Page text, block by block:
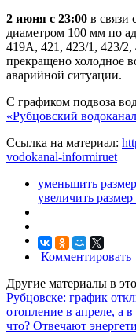
2 июня с 23:00 в связи
диаметром 100 мм по
419А, 421, 423/1, 423/2,
прекращено холодное
аварийной ситуации.
С графиком подвоза
«Рубцовский
Ссылка на материал:
vodokanal-informiruet
уменьшить
увеличить
Комментировать
Другие материалы в
Рубцовске: график
отопление в апреле, а
что? Отвечают